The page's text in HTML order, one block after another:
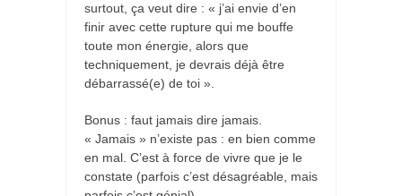
surtout, ça veut dire : « j’ai envie d’en
finir avec cette rupture qui me bouffe
toute mon énergie, alors que
techniquement, je devrais déjà être
débarrassé(e) de toi ».
Bonus : faut jamais dire jamais.
« Jamais » n’existe pas : en bien comme
en mal. C’est à force de vivre que je le
constate (parfois c’est désagréable, mais